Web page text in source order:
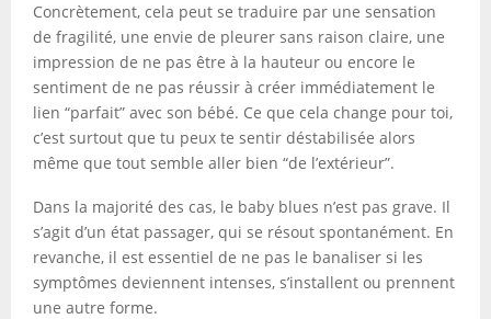
Concrètement, cela peut se traduire par une sensation
de fragilité, une envie de pleurer sans raison claire, une
impression de ne pas être à la hauteur ou encore le
sentiment de ne pas réussir à créer immédiatement le
lien “parfait” avec son bébé. Ce que cela change pour toi,
c’est surtout que tu peux te sentir déstabilisée alors
même que tout semble aller bien “de l’extérieur”.
Dans la majorité des cas, le baby blues n’est pas grave. Il
s’agit d’un état passager, qui se résout spontanément. En
revanche, il est essentiel de ne pas le banaliser si les
symptômes deviennent intenses, s’installent ou prennent
une autre forme.